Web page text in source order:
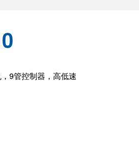
9管控制器，高低速